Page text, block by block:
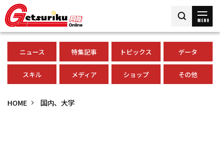
MENU
ニュース 特集記事 トピックス データ
スキル メディア ショップ その他
HOME 国内、大学